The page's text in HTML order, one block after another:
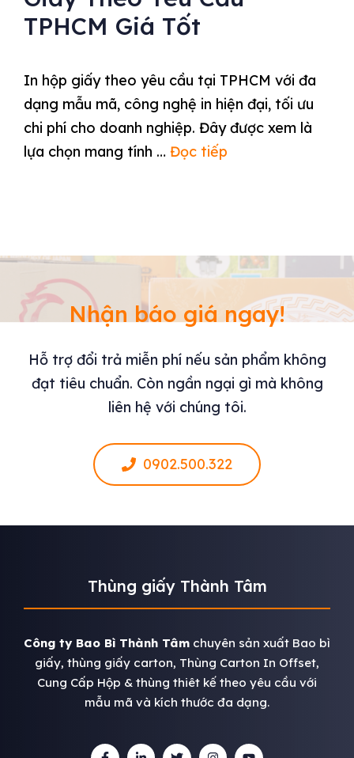
TPHCM Giá Tốt
In hộp giấy theo yêu cầu tại TPHCM với đa
dạng mẫu mã, công nghệ in hiện đại, tối ưu
chi phí cho doanh nghiệp. Đây được xem là
lựa chọn mang tính … Đọc tiếp
Nhận báo giá ngay!
Hỗ trợ đổi trả miễn phí nếu sản phẩm không
đạt tiêu chuẩn. Còn ngần ngại gì mà không
liên hệ với chúng tôi.
0902.500.322
Thùng giấy Thành Tâm
Công ty Bao Bì Thành Tâm chuyên sản xuất Bao bì
giấy, thùng giấy carton, Thùng Carton In Offset,
Cung Cấp Hộp & thùng thiêt kế theo yêu cầu với
mẫu mã và kích thước đa dạng.